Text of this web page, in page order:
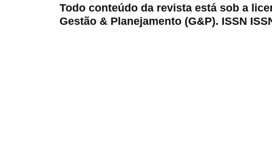
Todo conteúdo da revista está sob a
Gestão & Planejamento (G&P). ISSN